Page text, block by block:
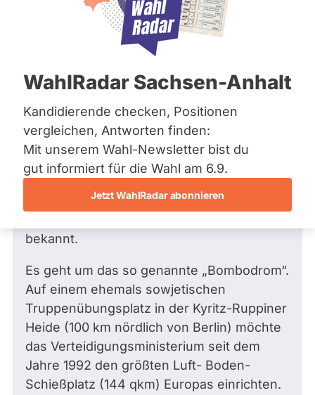
Bremen
Hamburg
Mecklenburg-Vorpommern
Nordrhein-Westfalen
Saarland
Sachsen
Sachsen-Anhalt
Sachsen-Anhalt
Schleswig-Holstein
Thüringen
Archiv
Über uns
Spenden
WahlRadar Sachsen-Anhalt
Kandidierende checken, Positionen
vergleichen, Antworten finden:
Mit unserem Wahl-Newsletter bist du
gut informiert für die Wahl am 6.9.
Jetzt WahlRadar abonnieren
weil
aktive
13.08.2005
Frage an Martin Burkert von Gerd H.
bezüglich Recht
Sehr geehrte/r Kandidat/in,
ich möchte Sie mit einem auf dem ersten
Blick regionalem, auf dem zweiten Blick
aber nationalem Problem vertraut machen
und Ihnen dazu einige Fragen stellen.
bekannt.
Es geht um das so genannte „Bombodrom“.
Auf einem ehemals sowjetischen
Truppenübungsplatz in der Kyritz-Ruppiner
Heide (100 km nördlich von Berlin) möchte
das Verteidigungsministerium seit dem
Jahre 1992 den größten Luft- Boden-
Schießplatz (144 qkm) Europas einrichten.